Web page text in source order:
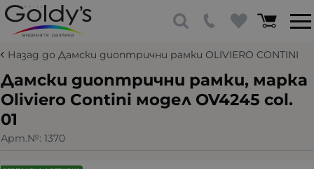
Назад до Дамски диоптрични рамки OLIVIERO CONTINI
Дамски диоптрични рамки, марка
Oliviero Contini модел OV4245 col.
01
Арт.№: 1370